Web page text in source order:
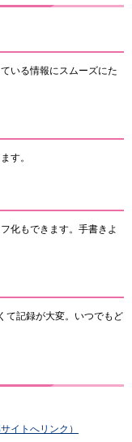
いる情報にスムーズにた
す。
化もできます。手書きよ
て記録が大変。いつでもど
イトへリンク）